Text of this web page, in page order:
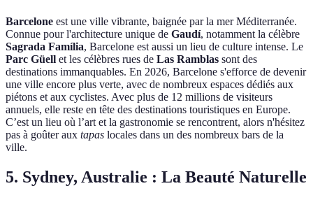
Barcelone est une ville vibrante, baignée par la mer Méditerranée.
Connue pour l'architecture unique de Gaudí, notamment la célèbre
Sagrada Família, Barcelone est aussi un lieu de culture intense. Le
Parc Güell et les célèbres rues de Las Ramblas sont des
destinations immanquables. En 2026, Barcelone s'efforce de devenir
une ville encore plus verte, avec de nombreux espaces dédiés aux
piétons et aux cyclistes. Avec plus de 12 millions de visiteurs
annuels, elle reste en tête des destinations touristiques en Europe.
C’est un lieu où l’art et la gastronomie se rencontrent, alors n'hésitez
pas à goûter aux tapas locales dans un des nombreux bars de la
ville.
5. Sydney, Australie : La Beauté Naturelle